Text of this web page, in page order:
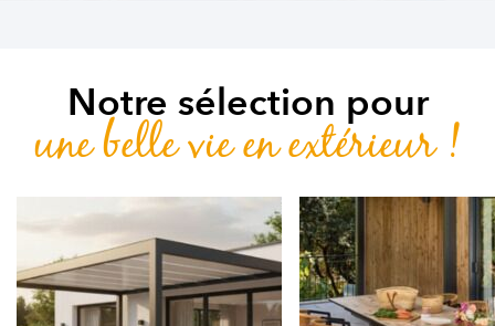
Notre sélection pour
une belle vie en extérieur !